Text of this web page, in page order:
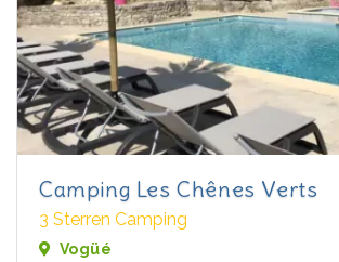
Camping Les Chênes Verts
3 Sterren Camping
Vogüé